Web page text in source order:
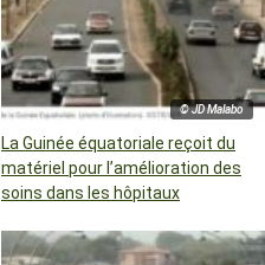
© JD Malabo
La Guinée équatoriale reçoit du
matériel pour l’amélioration des
soins dans les hôpitaux